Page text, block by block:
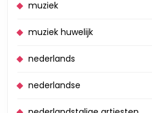
muziek
muziek huwelijk
nederlands
nederlandse